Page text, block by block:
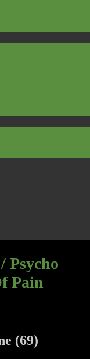
Psycho
Pain
(69)